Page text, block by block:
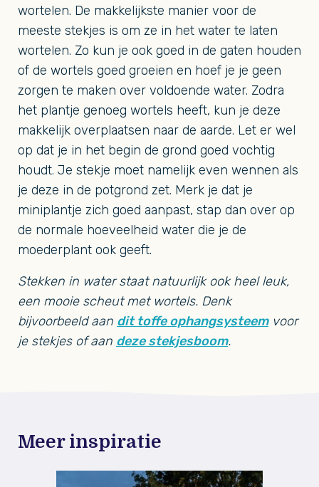
wortelen. De makkelijkste manier voor de
meeste stekjes is om ze in het water te laten
wortelen. Zo kun je ook goed in de gaten houden
of de wortels goed groeien en hoef je je geen
zorgen te maken over voldoende water. Zodra
het plantje genoeg wortels heeft, kun je deze
makkelijk overplaatsen naar de aarde. Let er wel
op dat je in het begin de grond goed vochtig
houdt. Je stekje moet namelijk even wennen als
je deze in de potgrond zet. Merk je dat je
miniplantje zich goed aanpast, stap dan over op
de normale hoeveelheid water die je de
moederplant ook geeft.
Stekken in water staat natuurlijk ook heel leuk,
een mooie scheut met wortels. Denk
bijvoorbeeld aan dit toffe ophangsysteemvoor
je stekjes of aan deze stekjesboom.
Meer inspiratie